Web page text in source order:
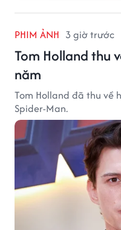
PHIM ẢNH 3 giờ trước
Tom Holland thu
năm
Tom Holland đã thu về
Spider-Man.